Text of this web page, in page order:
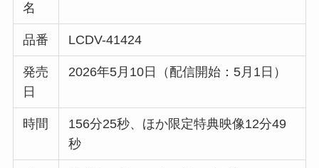
名
品番 LCDV-41424
発売
日
2026年5月10日（配信開始：5月1日）
時間
156分25秒、ほか限定特典映像12分49
秒